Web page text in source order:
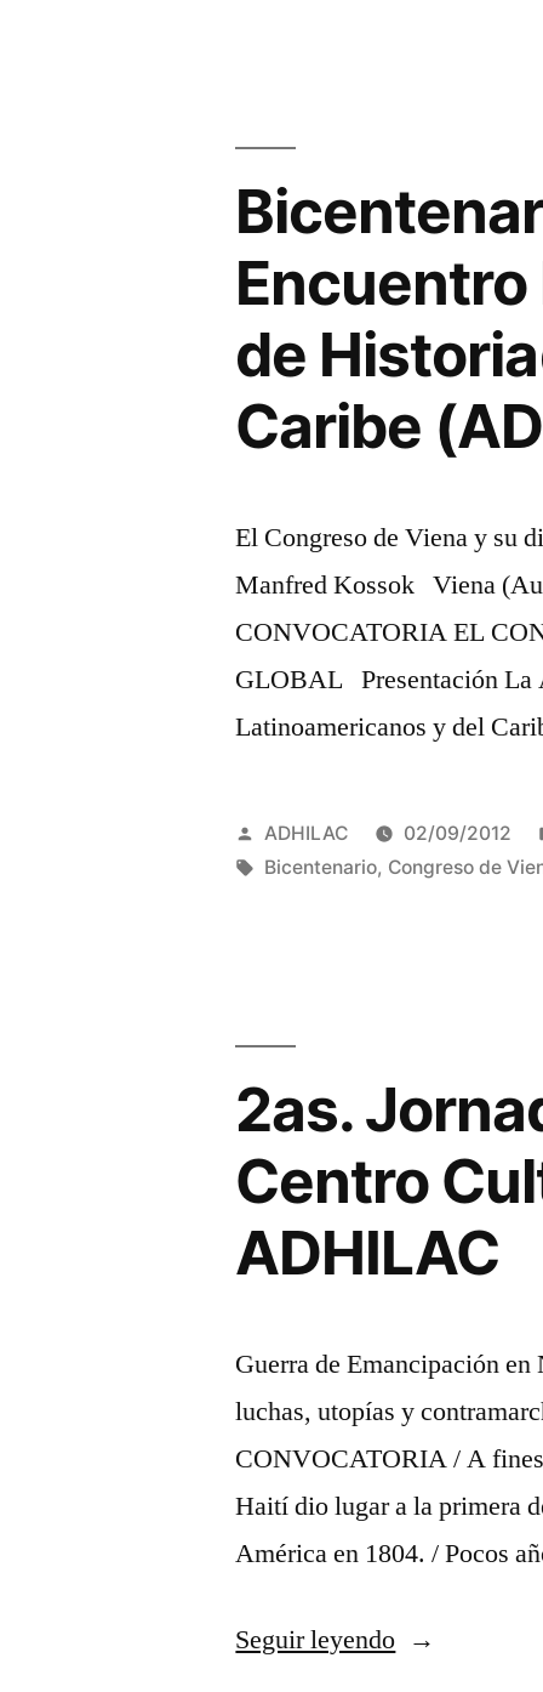
de
Caribe
El Congreso de Viena y su
Manfred Kossok Viena
CONVOCATORIA EL
GLOBAL Presentación La
Latinoamericanos y del
Publicado
por
ADHILAC 02/09/2012
Etiquetas:
Bicentenario, Congreso de
2as.
Centro
ADHILAC
Guerra de Emancipación
luchas, utopías y
CONVOCATORIA / A
Haití dio lugar a la primera
América en 1804. / Pocos
Seguir leyendo«2as.